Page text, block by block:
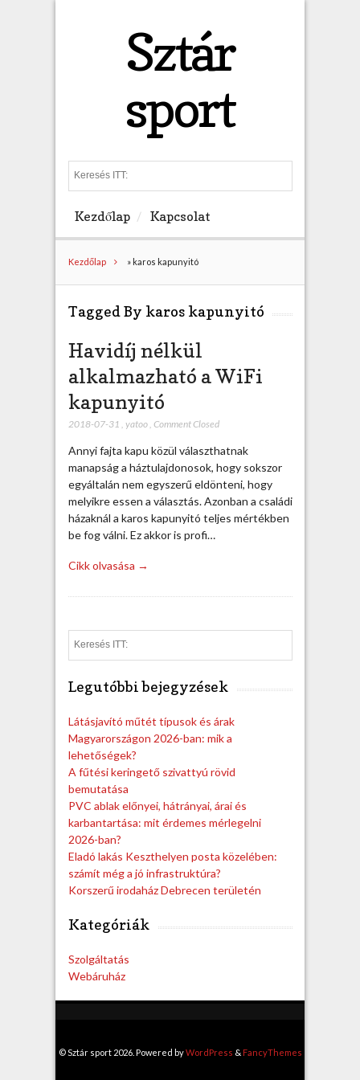
Sztár
sport
e
h
Kezdőlap Kapcsolat
Kezdőlap » karos kapunyitó
Tagged By karos kapunyitó
Havidíj nélkül
alkalmazható a WiFi
kapunyitó
2018-07-31 yatoo, Comment Closed
Annyi fajta kapu közül választhatnak
manapság a háztulajdonosok, hogy sokszor
egyáltalán nem egyszerű eldönteni, hogy
melyikre essen a választás. Azonban a családi
házaknál a karos kapunyitó teljes mértékben
be fog válni. Ez akkor is profi…
Cikk olvasása →
e
Legutóbbi bejegyzések
Látásjavító műtét típusok és árak
Magyarországon 2026-ban: mik a
lehetőségek?
A fűtési keringető szivattyú rövid
bemutatása
PVC ablak előnyei, hátrányai, árai és
karbantartása: mit érdemes mérlegelni
2026-ban?
Eladó lakás Keszthelyen posta közelében:
számít még a jó infrastruktúra?
Korszerű irodaház Debrecen területén
Kategóriák
Szolgáltatás
Webáruház
© Sztár sport 2026. Powered byWordPress & FancyThemes